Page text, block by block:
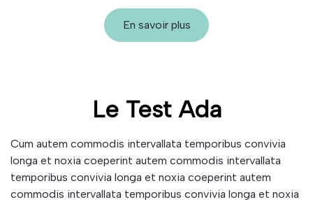
En savoir plus
Le Test Ada
Cum autem commodis intervallata temporibus convivia
longa et noxia coeperint autem commodis intervallata
temporibus convivia longa et noxia coeperint autem
commodis intervallata temporibus convivia longa et noxia